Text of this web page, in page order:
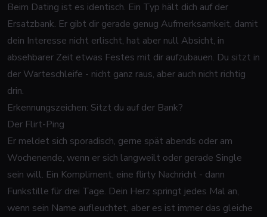
Beim Dating ist es identisch. Ein Typ hält dich auf der
Ersatzbank. Er gibt dir gerade genug Aufmerksamkeit, damit
dein Interesse nicht erlischt, hat aber null Absicht, in
absehbarer Zeit etwas Festes mit dir aufzubauen. Du sitzt in
der Warteschleife - nicht ganz raus, aber auch nicht richtig
drin.
Erkennungszeichen: Sitzt du auf der Bank?
Der Flirt-Ping
Er meldet sich sporadisch, gerne spät abends oder am
Wochenende, wenn er sich langweilt oder gerade Single
sein will. Ein Kompliment, eine flirty Nachricht - dann
Funkstille für drei Tage. Dein Herz springt jedes Mal an,
wenn sein Name aufleuchtet, aber es ist immer das gleiche